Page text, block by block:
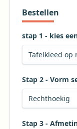
Bestellen
stap 1 - kies
Stap 2 - Vorm
Kies de
Stap 3 -